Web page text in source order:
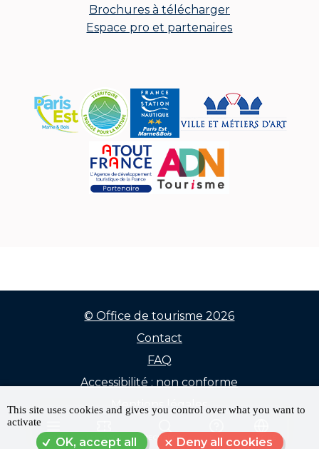
Brochures à télécharger
Espace pro et partenaires
© Office de tourisme 2026
Pied
de
page
Contact
FAQ
Accessibilité : non conforme
Mentions légales
MENU RÉSERVER RECHERCHE FAQ LANGUE
This site uses cookies and gives you control over what you want to
activate
OK, accept all Deny all cookies